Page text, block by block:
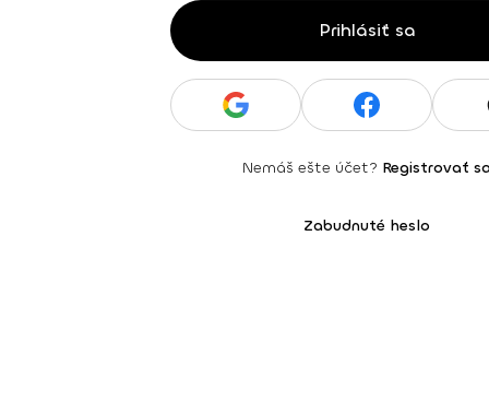
Prihlásiť sa
Nemáš ešte účet? Registrovať
Zabudnuté heslo